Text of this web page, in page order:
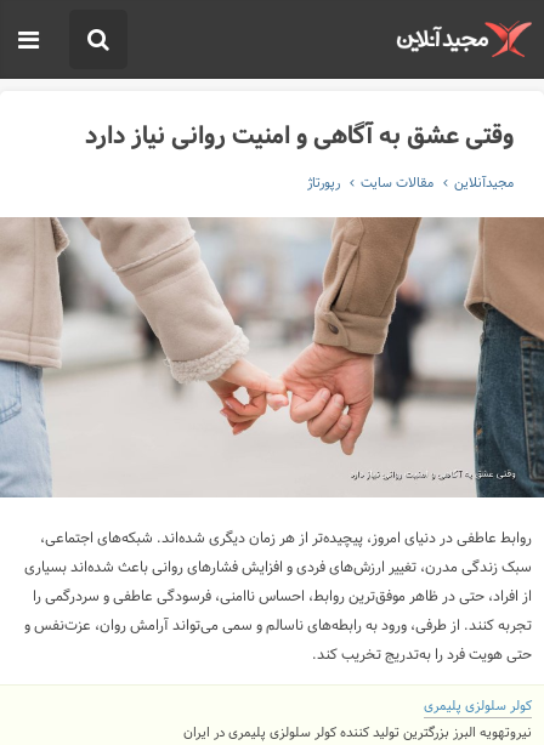
وقتی عشق به آگاهی و امنیت روانی نیاز دارد
مجیدآنلاین مقالات سایت رپورتاژ
روابط عاطفی در دنیای امروز، پیچیده‌تر از هر زمان دیگری شده‌اند. شبکه‌های اجتماعی،
سبک زندگی مدرن، تغییر ارزش‌های فردی و افزایش فشارهای روانی باعث شده‌اند بسیاری
از افراد، حتی در ظاهر موفق‌ترین روابط، احساس ناامنی، فرسودگی عاطفی و سردرگمی را
تجربه کنند. از طرفی، ورود به رابطه‌های ناسالم و سمی می‌تواند آرامش روان، عزت‌نفس و
حتی هویت فرد را به‌تدریج تخریب کند.
کولر سلولزی پلیمری
نیروتهویه البرز بزرگترین تولید کننده کولر سلولزی پلیمری در ایران